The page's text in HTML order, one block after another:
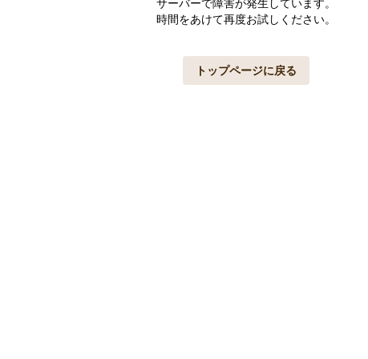
時間をあけて再度お試しください。
トップページに戻る